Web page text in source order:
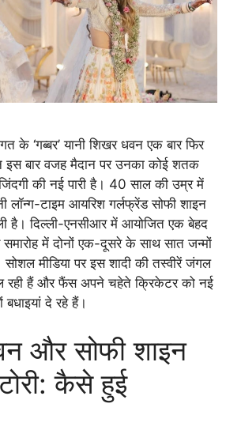
के ‘गब्बर’ यानी शिखर धवन एक बार फिर
इस बार वजह मैदान पर उनका कोई शतक
की नई पारी है। 40 साल की उम्र में
लॉन्ग-टाइम आयरिश गर्लफ्रेंड सोफी शाइन
है। दिल्ली-एनसीआर में आयोजित एक बेहद
समारोह में दोनों एक-दूसरे के साथ सात जन्मों
मीडिया पर इस शादी की तस्वीरें जंगल
हैं और फैंस अपने चहेते क्रिकेटर को नई
दे रहे हैं।
और सोफी शाइन
कैसे हुई